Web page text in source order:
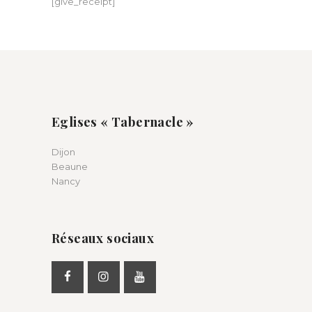
Eglises « Tabernacle »
Dijon
Beaune
Nancy
Réseaux sociaux